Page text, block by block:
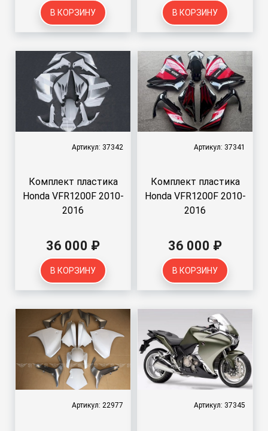
В КОРЗИНУ В КОРЗИНУ
Артикул: 37342
Комплект пластика
Honda VFR1200F 2010-
2016
36 000 ₽
В КОРЗИНУ
Артикул: 37341
Комплект пластика
Honda VFR1200F 2010-
2016
36 000 ₽
В КОРЗИНУ
Артикул: 22977 Артикул: 37345